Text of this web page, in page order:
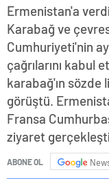
Ermenistan'a
Karabağ ve
Cumhuriyeti'nin
çağrılarını kabul
karabağ'ın sözde
görüştü.
Fransa
ziyaret
ABONE OL